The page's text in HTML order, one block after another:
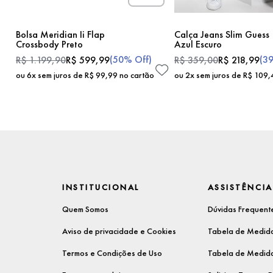
Bolsa Meridian Ii Flap
Crossbody Preto
R$1.199,90R$ 599,99(50% Off)
ou6x sem juros de R$ 99,99 no cartão
Calça Jeans Slim Guess
Azul Escuro
R$359,00R$ 218,99(
ou2x sem juros de R$ 109,
INSTITUCIONAL
Quem Somos
Aviso de privacidade e Cookies
Termos e Condições de Uso
ASSISTÊNCIA
Dúvidas
Tabela de
Tabela de